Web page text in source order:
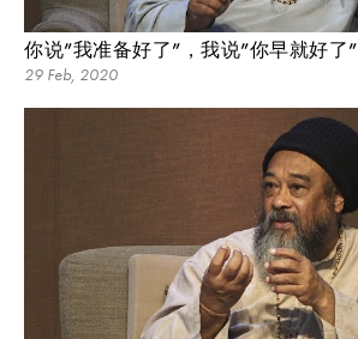
你说”我准备好了”，我说”你早就好了”
29 Feb, 2020